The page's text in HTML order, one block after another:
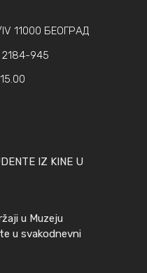
11000 БЕОГРАД
2184-945
IZ KINE U
u Muzeju
u svakodnevni